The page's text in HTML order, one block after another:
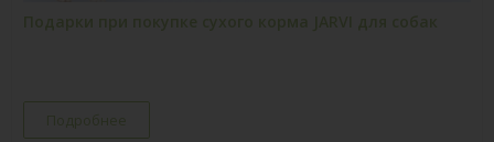
Подарки при покупке сухого корма JARVI для собак
Подробнее